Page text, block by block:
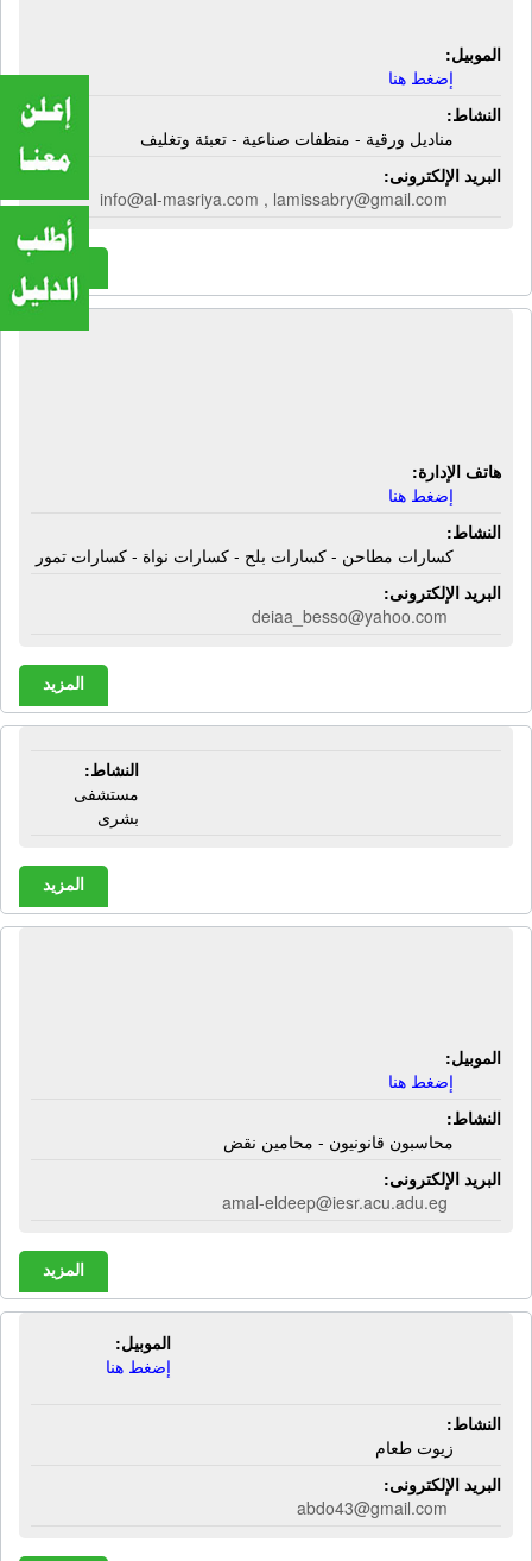
الموبيل:
إضغط هنا
النشاط:
مناديل ورقية - منظفات صناعية - تعبئة وتغليف
البريد الإلكترونى:
info@al-masriya.com , lamissabry@gmail.com
هاتف الإدارة:
إضغط هنا
النشاط:
كسارات مطاحن - كسارات بلح - كسارات نواة - كسارات تمور
البريد الإلكترونى:
deiaa_besso@yahoo.com
المزيد
النشاط:
مستشفى
بشرى
المزيد
الموبيل:
إضغط هنا
النشاط:
محاسبون قانونيون - محامين نقض
البريد الإلكترونى:
amal-eldeep@iesr.acu.adu.eg
المزيد
الموبيل:
إضغط هنا
النشاط:
زيوت طعام
البريد الإلكترونى:
abdo43@gmail.com